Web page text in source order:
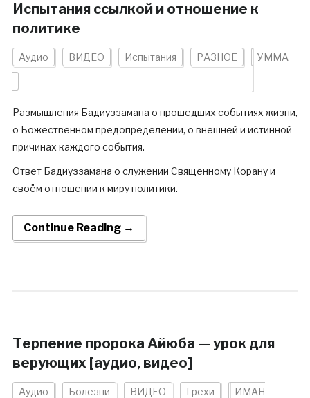
Испытания ссылкой и отношение к
политике
Аудио ВИДЕО Испытания РАЗНОЕ УММА
Размышления Бадиуззамана о прошедших событиях жизни,
о Божественном предопределении, о внешней и истинной
причинах каждого события.
Ответ Бадиуззамана о служении Священному Корану и
своём отношении к миру политики.
Continue Reading →
Терпение пророка Айюба — урок для
верующих [аудио, видео]
Аудио Болезни ВИДЕО Грехи ИМАН